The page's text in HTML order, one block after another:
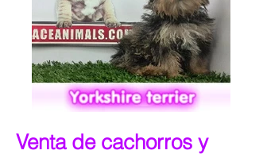
Venta de cachorros y